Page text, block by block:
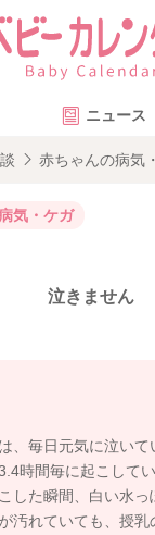
ニュース
赤ちゃんの病気
気・ケガ
泣きません
、毎日元気に泣い
時間毎に起こして
した瞬間、白い水っ
汚れていても、授乳